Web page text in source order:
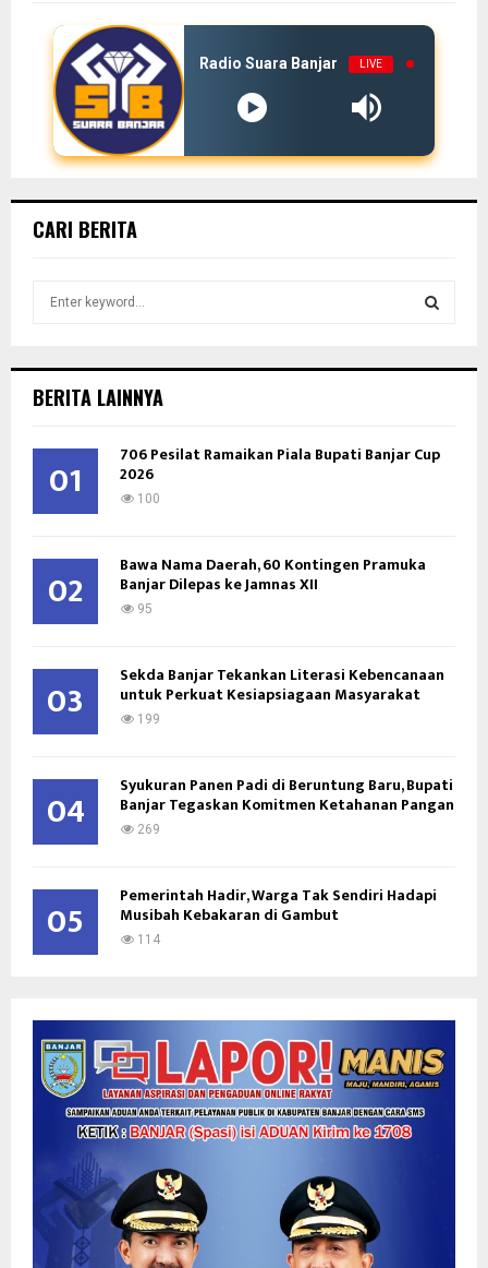
Radio Suara Banjar LIVE
CARI BERITA
h
o
BERITA LAINNYA
01 706 Pesilat Ramaikan Piala Bupati Banjar Cup
2026
100
02 Bawa Nama Daerah, 60 Kontingen Pramuka
Banjar Dilepas ke Jamnas XII
95
03 Sekda Banjar Tekankan Literasi Kebencanaan
untuk Perkuat Kesiapsiagaan Masyarakat
199
04 Syukuran Panen Padi di Beruntung Baru, Bupati
Banjar Tegaskan Komitmen Ketahanan Pangan
269
05 Pemerintah Hadir, Warga Tak Sendiri Hadapi
Musibah Kebakaran di Gambut
114